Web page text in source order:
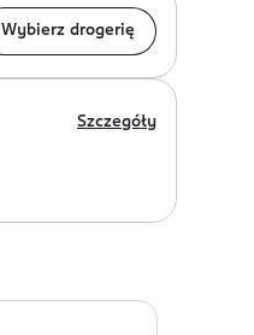
Wybierz drogerię
Szczegóły